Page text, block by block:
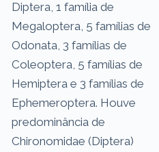
Diptera, 1 família de
Megaloptera, 5 famílias de
Odonata, 3 famílias de
Coleoptera, 5 famílias de
Hemiptera e 3 famílias de
Ephemeroptera. Houve
predominância de
Chironomidae (Diptera)